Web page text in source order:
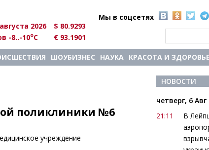
Мы в соцсетях
2026
$ 80.9293
-8..-10oC € 93.1901
ШОУБИЗНЕС НАУКА КРАСОТА И ЗДОРОВЬЕ
поликлиники №6
учреждение
НОВОСТИ
четверг, 6 Авг
21:11
В